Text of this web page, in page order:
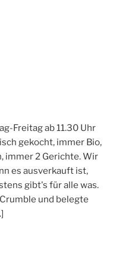
Freitag ab 11.30 Uhr
gekocht, immer Bio,
immer 2 Gerichte. Wir
es ausverkauft ist,
gibt's für alle was.
und belegte